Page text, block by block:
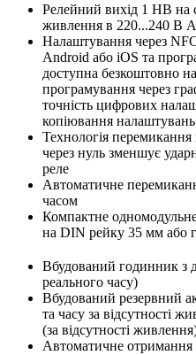
Релейний вихід 1 НВ на
живлення в 220...240 В
Налаштування через
Android або iOS та
доступна безкоштовно
програмування через
точність цифрових
копіювання
Технологія
через нуль зменшує
реле
Автоматичне
часом
Компактне
на DIN рейку 35 мм або
Вбудований годинник з
реального часу)
Вбудований резервний
та часу за відсутності
(за відсутності
Автоматичне